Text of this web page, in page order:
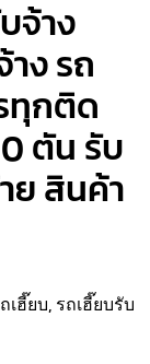
จ้าง
ง รถ
ทุกติด
ตัน รับ
ย สินค้า
เฮี๊ยบ, รถเฮี๊ยบรับ